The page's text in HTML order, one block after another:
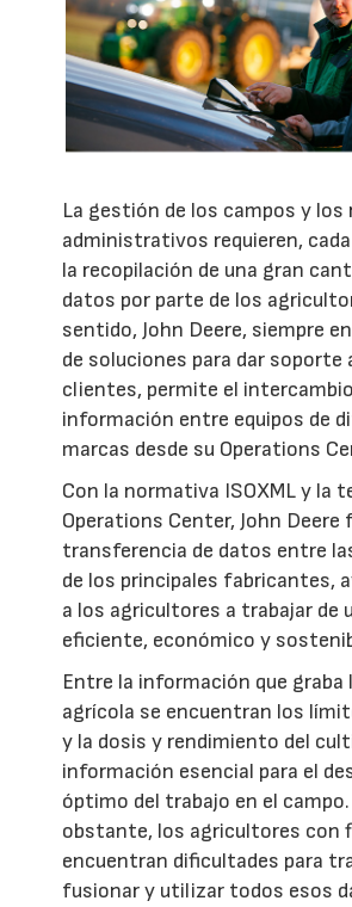
La gestión de los campos y los
administrativos requieren,
la recopilación de una gran
datos por parte de los
sentido, John Deere, siempre
de soluciones para dar soporte
clientes, permite el
información entre equipos de
marcas desde su Operations
Con la normativa ISOXML y la
Operations Center, John Deere
transferencia de datos entre
de los principales fabricantes,
a los agricultores a trabajar de
eficiente, económico y
Entre la información que graba
agrícola se encuentran los
y la dosis y rendimiento del
información esencial para el
óptimo del trabajo en el
obstante, los agricultores con
encuentran dificultades para
fusionar y utilizar todos esos